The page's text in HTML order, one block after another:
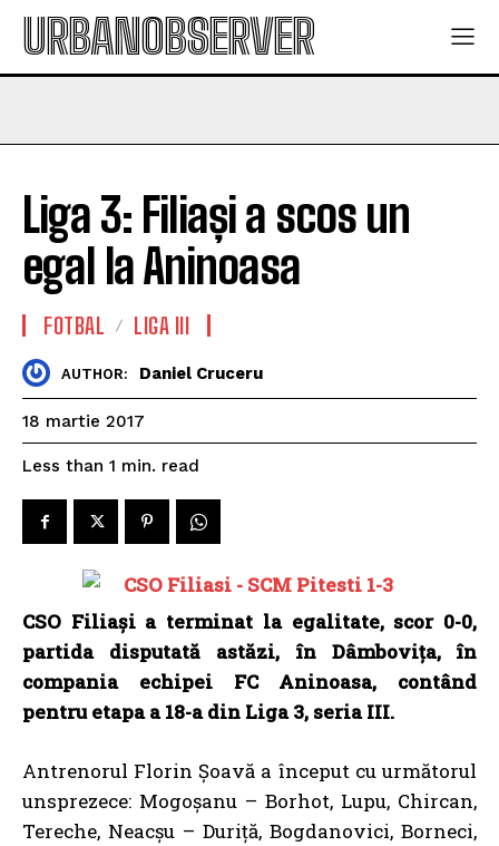
URBANOBSERVER
Liga 3: Filiași a scos un
egal la Aninoasa
FOTBAL LIGA III
AUTHOR: Daniel Cruceru
18 martie 2017
Less than 1 min. read
CSO Filiași a terminat la egalitate, scor 0-0,
partida disputată astăzi, în Dâmbovița, în
compania echipei FC Aninoasa, contând
pentru etapa a 18-a din Liga 3, seria III.
Antrenorul Florin Șoavă a început cu următorul
unsprezece: Mogoșanu – Borhot, Lupu, Chircan,
Tereche, Neacșu – Duriță, Bogdanovici, Borneci,